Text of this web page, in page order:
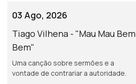
03 Ago, 2026
Tiago Vilhena - "Mau Mau Bem
Bem"
Uma canção sobre sermões e a
vontade de contrariar a autoridade.